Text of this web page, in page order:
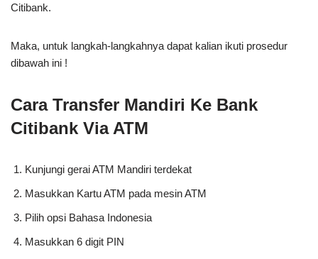
Citibank.
Maka, untuk langkah-langkahnya dapat kalian ikuti prosedur
dibawah ini !
Cara Transfer Mandiri Ke Bank
Citibank Via ATM
Kunjungi gerai ATM Mandiri terdekat
Masukkan Kartu ATM pada mesin ATM
Pilih opsi Bahasa Indonesia
Masukkan 6 digit PIN